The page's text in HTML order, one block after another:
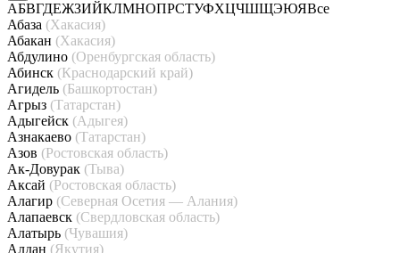
АБВГДЕЖЗИЙКЛМНОПРСТУФХЦЧШЩЭЮЯВсе
Абаза (Хакасия)
Абакан (Хакасия)
Абдулино (Оренбургская область)
Абинск (Краснодарский край)
Агидель (Башкортостан)
Агрыз (Татарстан)
Адыгейск (Адыгея)
Азнакаево (Татарстан)
Азов (Ростовская область)
Ак-Довурак (Тыва)
Аксай (Ростовская область)
Алагир (Северная Осетия — Алания)
Алапаевск (Свердловская область)
Алатырь (Чувашия)
Алдан (Якутия)